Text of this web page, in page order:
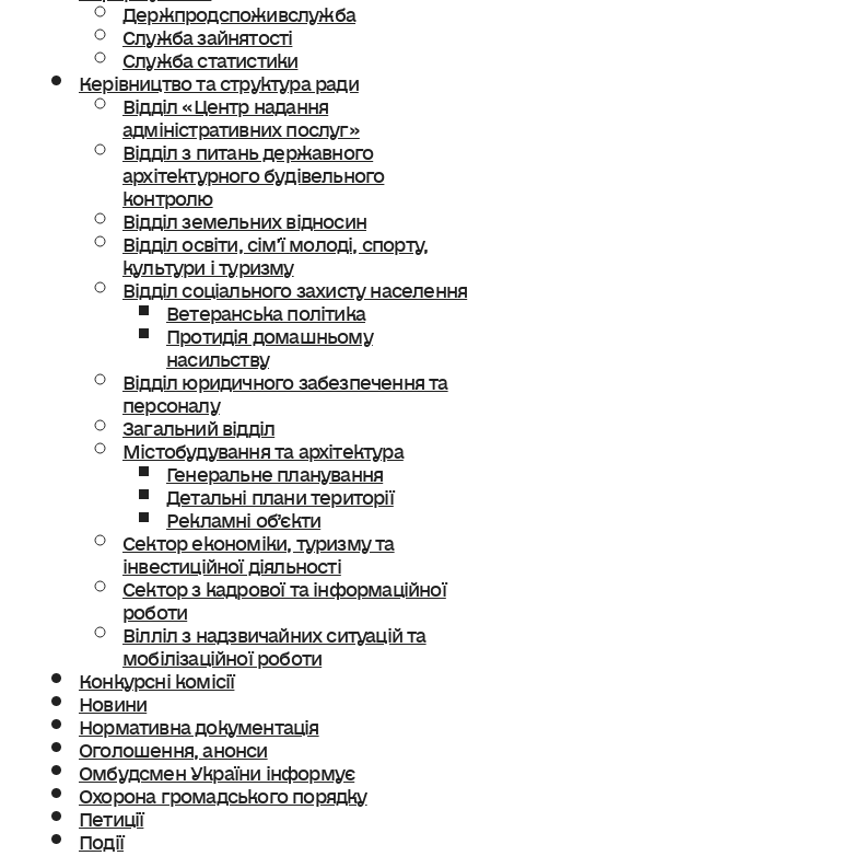
Держпродспоживслужба
Служба зайнятості
Служба статистики
Керівництво та структура ради
Відділ «Центр надання
адміністративних послуг»
Відділ з питань державного
архітектурного будівельного
контролю
Відділ земельних відносин
Відділ освіти, сімʼї молоді, спорту,
культури і туризму
Відділ соціального захисту населення
Ветеранська політика
Протидія домашньому
насильству
Відділ юридичного забезпечення та
персоналу
Загальний відділ
Містобудування та архітектура
Генеральне планування
Детальні плани території
Рекламні об’єкти
Сектор економіки, туризму та
інвестиційної діяльності
Сектор з кадрової та інформаційної
роботи
Вілліл з надзвичайних ситуацій та
мобілізаційної роботи
Конкурсні комісії
Новини
Нормативна документація
Оголошення, анонси
Омбудсмен України інформує
Охорона громадського порядку
Петиції
Події